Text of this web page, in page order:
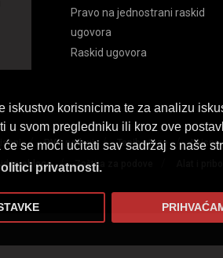
korisnicima te za analizu
u svom pregledniku ili kroz ove
se moći učitati sav sadržaj s naše
privatnosti.
Pravo na jednostrani raskid
ugovora
Raskid ugovora
/ PVC podovi / Tepih staze / Lajsne
obloge / Zaštita za podove